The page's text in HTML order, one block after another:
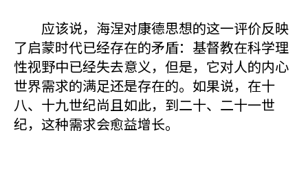
应该说，海涅对康德思想的这一评价反映
了启蒙时代已经存在的矛盾：基督教在科学理
性视野中已经失去意义，但是，它对人的内心
世界需求的满足还是存在的。如果说，在十
八、十九世纪尚且如此，到二十、二十一世
纪，这种需求会愈益增长。